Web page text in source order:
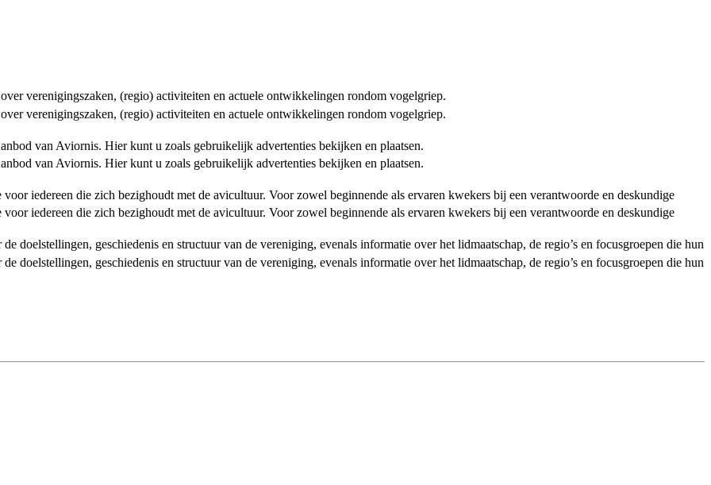
verenigingszaken, (regio) activiteiten en actuele ontwikkelingen rondom vogelgriep.
verenigingszaken, (regio) activiteiten en actuele ontwikkelingen rondom vogelgriep.
van Aviornis. Hier kunt u zoals gebruikelijk advertenties bekijken en plaatsen.
van Aviornis. Hier kunt u zoals gebruikelijk advertenties bekijken en plaatsen.
iedereen die zich bezighoudt met de avicultuur. Voor zowel beginnende als ervaren kwekers bij een verantwoorde en deskundige
iedereen die zich bezighoudt met de avicultuur. Voor zowel beginnende als ervaren kwekers bij een verantwoorde en deskundige
doelstellingen, geschiedenis en structuur van de vereniging, evenals informatie over het lidmaatschap, de regio’s en focusgroepen die hun
doelstellingen, geschiedenis en structuur van de vereniging, evenals informatie over het lidmaatschap, de regio’s en focusgroepen die hun